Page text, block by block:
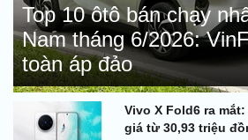
Top 10 ôtô bán chạy
Nam tháng 6/2026:
toàn áp đảo
Vivo X Fold6 ra
giá từ 30,93 triệu